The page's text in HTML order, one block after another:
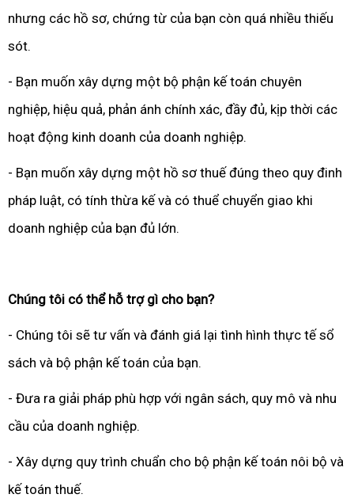
nhưng các hồ sơ, chứng từ của bạn còn quá nhiều thiếu
sót.
- Bạn muốn xây dựng một bộ phận kế toán chuyên
nghiệp, hiệu quả, phản ánh chính xác, đầy đủ, kịp thời các
hoạt động kinh doanh của doanh nghiệp.
- Bạn muốn xây dựng một hồ sơ thuế đúng theo quy đinh
pháp luật, có tính thừa kế và có thuể chuyển giao khi
doanh nghiệp của bạn đủ lớn.
Chúng tôi có thể hỗ trợ gì cho bạn?
- Chúng tôi sẽ tư vấn và đánh giá lại tình hình thực tế sổ
sách và bộ phận kế toán của bạn.
- Đưa ra giải pháp phù hợp với ngân sách, quy mô và nhu
cầu của doanh nghiệp.
- Xây dựng quy trình chuẩn cho bộ phận kế toán nôi bộ và
kế toán thuế.